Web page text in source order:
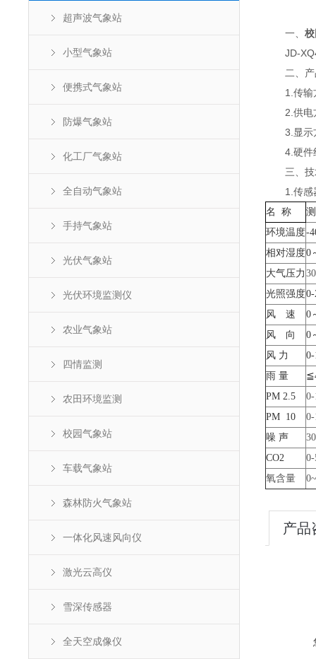
超声波气象站
小型气象站
便携式气象站
防爆气象站
化工厂气象站
全自动气象站
手持气象站
光伏气象站
光伏环境监测仪
农业气象站
四情监测
农田环境监测
校园气象站
车载气象站
森林防火气象站
一体化风速风向仪
激光云高仪
雪深传感器
全天空成像仪
一、
JD-XQ4
二、产
1.传输方
2.供电
3.显示方
4.硬件组
三、技
1.传感
名 称
环境温度-
相对湿度0
大气压力
光照强度
风 速
0
风 向
0
风 力
0-
雨 量
PM 2.5
0-
PM 10
0-
噪 声
CO2
0-
氧含量
产品